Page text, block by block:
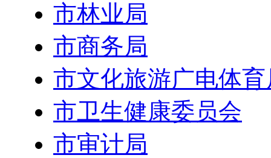
市林业局
市商务局
市文化旅游广电体育
市卫生健康委员会
市审计局